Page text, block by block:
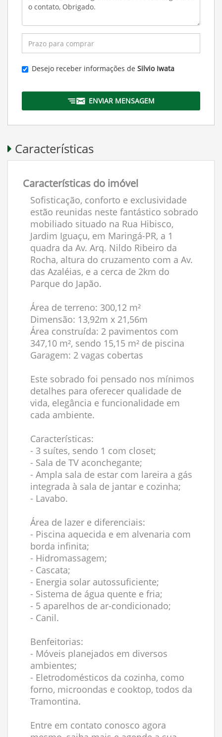
Desejo receber informações de Silvio Iwata
ENVIAR MENSAGEM
Características
Características do imóvel
Sofisticação, conforto e exclusividade
estão reunidas neste fantástico sobrado
mobiliado situado na Rua Hibisco,
Jardim Iguaçu, em Maringá-PR, a 1
quadra da Av. Arq. Nildo Ribeiro da
Rocha, altura do cruzamento com a Av.
das Azaléias, e a cerca de 2km do
Parque do Japão.
Área de terreno: 300,12 m²
Dimensão: 13,92m x 21,56m
Área construída: 2 pavimentos com
347,10 m², sendo 15,15 m² de piscina
Garagem: 2 vagas cobertas
Este sobrado foi pensado nos mínimos
detalhes para oferecer qualidade de
vida, elegância e funcionalidade em
cada ambiente.
Características:
- 3 suítes, sendo 1 com closet;
- Sala de TV aconchegante;
- Ampla sala de estar com lareira a gás
integrada à sala de jantar e cozinha;
- Lavabo.
Área de lazer e diferenciais:
- Piscina aquecida e em alvenaria com
borda infinita;
- Hidromassagem;
- Cascata;
- Energia solar autossuficiente;
- Sistema de água quente e fria;
- 5 aparelhos de ar-condicionado;
- Canil.
Benfeitorias:
- Móveis planejados em diversos
ambientes;
- Eletrodomésticos da cozinha, como
forno, microondas e cooktop, todos da
Tramontina.
Entre em contato conosco agora